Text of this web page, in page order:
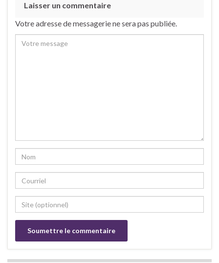
Laisser un commentaire
Votre adresse de messagerie ne sera pas publiée.